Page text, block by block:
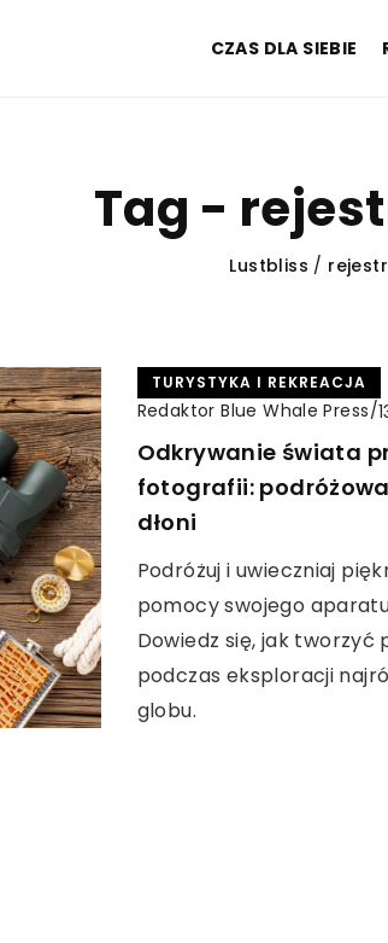
CZAS DLA SIEBIE
Tag -
Lustbliss /
TURYSTYKA I REKREACJA
Redaktor Blue Whale Press/
Odkrywanie świata
fotografii:
dłoni
Podróżuj i uwieczniaj
pomocy swojego
Dowiedz się, jak tworzyć
podczas eksploracji
globu.